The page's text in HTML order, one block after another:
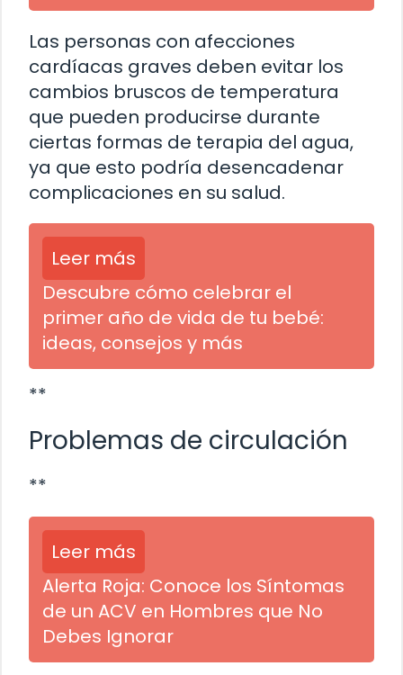
Las personas con afecciones
cardíacas graves deben evitar los
cambios bruscos de temperatura
que pueden producirse durante
ciertas formas de terapia del agua,
ya que esto podría desencadenar
complicaciones en su salud.
Leer más
Descubre cómo celebrar el
primer año de vida de tu bebé:
ideas, consejos y más
**
Problemas de circulación
**
Leer más
Alerta Roja: Conoce los Síntomas
de un ACV en Hombres que No
Debes Ignorar